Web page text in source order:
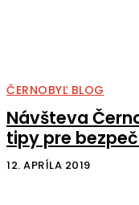
ČERNOBYĽ BLOG
Návšteva
tipy pre
12. APRÍLA 2019